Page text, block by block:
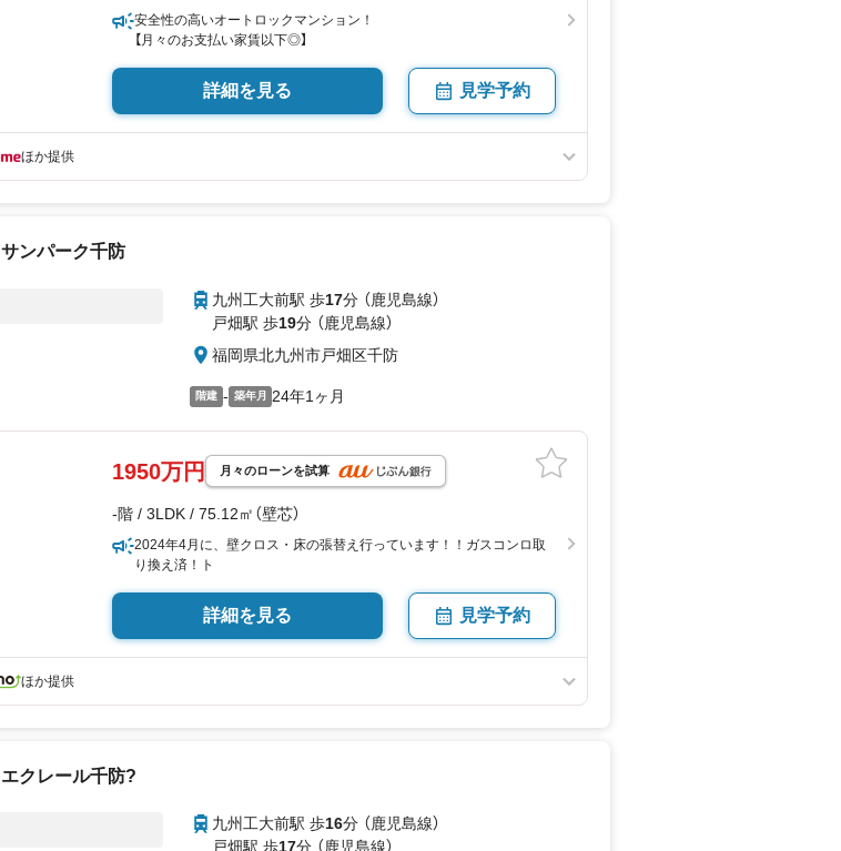
安全性の高いオートロックマンション！
【月々のお支払い家賃以下◎】
詳細を見る 見学予約
ほか提供
サンパーク千防
九州工大前駅 歩17分 （鹿児島線）
戸畑駅 歩19分 （鹿児島線）
福岡県北九州市戸畑区千防
階建 - 築年月 24年1ヶ月
1950万円 月々のローンを試算
-階 / 3LDK / 75.12㎡（壁芯）
2024年4月に、壁クロス・床の張替え行っています！！ガスコンロ取
り換え済！ト
詳細を見る 見学予約
ほか提供
エクレール千防?
九州工大前駅 歩16分 （鹿児島線）
戸畑駅 歩17分 （鹿児島線）